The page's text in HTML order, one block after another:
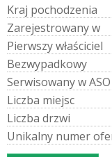
Kraj pochodzenia
Zarejestrowanyw
Pierwszywłaściciel
Bezwypadkowy
SerwisowanywASO
Liczba miejsc
Liczba drzwi
Unikalny numerofe